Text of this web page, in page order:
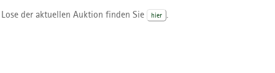
der aktuellen Auktion finden Sie hier